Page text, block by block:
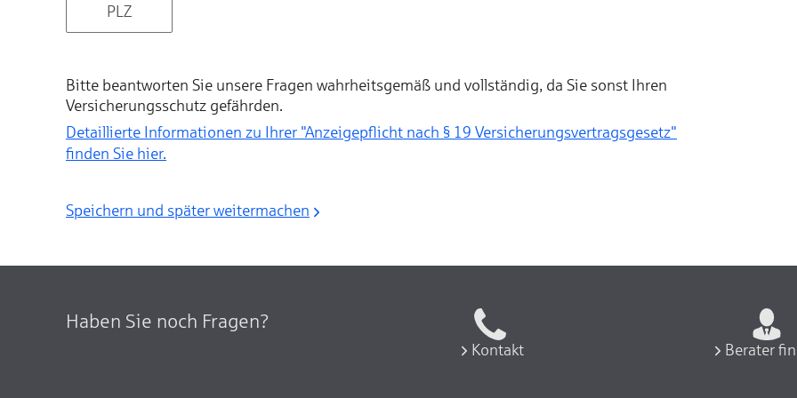
Bitte beantworten Sie unsere Fragen wahrheitsgemäß und vollständig, da Sie sonst Ihren
Versicherungsschutz gefährden.
Detaillierte Informationen zu Ihrer "Anzeigepflicht nach § 19 Versicherungs­vertragsgesetz"
finden Sie hier.
Speichern und später weitermachen
Haben Sie noch Fragen?
Kontakt Berater